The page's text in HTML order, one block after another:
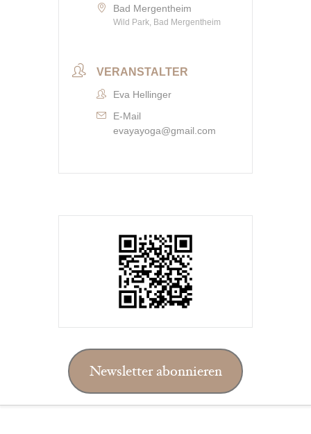
Bad Mergentheim
Wild Park, Bad Mergentheim
VERANSTALTER
Eva Hellinger
E-Mail
evayayoga@gmail.com
Newsletter abonnieren